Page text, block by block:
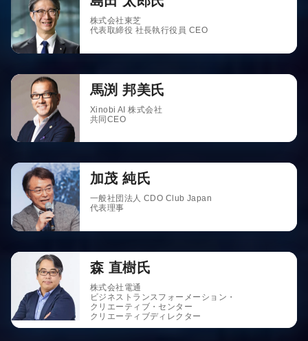
株式会社東芝
代表取締役 社長執行役員 CEO
馬渕 邦美氏
Xinobi AI 株式会社
共同CEO
加茂 純氏
一般社団法人 CDO Club Japan
代表理事
森 直樹氏
株式会社電通
ビジネストランスフォーメーション・
クリエーティブ・センター
クリエーティブディレクター